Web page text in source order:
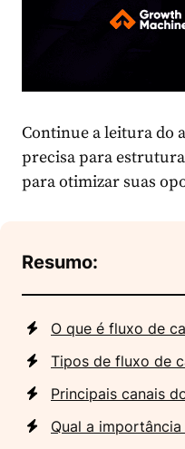
Continue a leitura do
precisa para
para otimizar suas
Resumo:
O que é fluxo de
Tipos de fluxo de
Principais canais
Qual a